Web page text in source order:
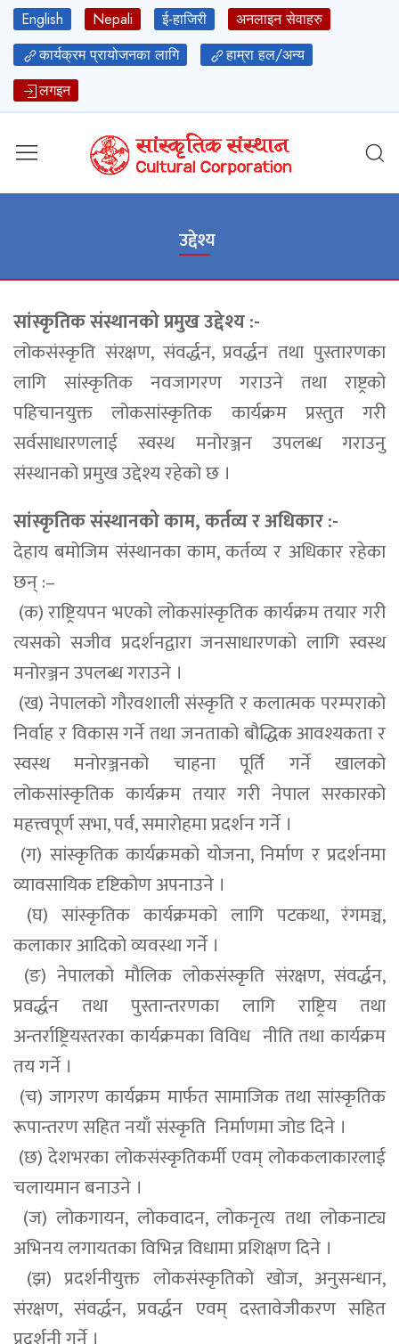
English Nepali ई-हाजिरी
अनलाइन सेवाहरु
कार्यक्रम प्रायोजनका लागि
हाम्रा हल/अन्य
लगइन
उद्देश्य
सांस्कृतिक संस्थानको प्रमुख उद्देश्य :-
लोकसंस्कृति संरक्षण, संवर्द्धन, प्रवर्द्धन तथा पुस्तारणका
लागि सांस्कृतिक नवजागरण गराउने तथा राष्ट्रको
पहिचानयुक्त लोकसांस्कृतिक कार्यक्रम प्रस्तुत गरी
सर्वसाधारणलाई स्वस्थ मनोरञ्जन उपलब्ध गराउनु
संस्थानको प्रमुख उद्देश्य रहेको छ ।
सांस्कृतिक संस्थानको काम, कर्तव्य र अधिकार :-
देहाय बमोजिम संंस्थानका काम, कर्तव्य र अधिकार रहेका
छन् :–
(क) राष्ट्रियपन भएको लोकसांस्कृतिक कार्यक्रम तयार गरी
त्यसको सजीव प्रदर्शनद्वारा जनसाधारणको लागि स्वस्थ
मनोरञ्जन उपलब्ध गराउने ।
(ख) नेपालको गौरवशाली संस्कृति र कलात्मक परम्पराको
निर्वाह र विकास गर्ने तथा जनताको बौद्धिक आवश्यकता र
स्वस्थ मनोरञ्जनको चाहना पूर्ति गर्ने खालको
लोकसांस्कृतिक कार्यक्रम तयार गरी नेपाल सरकारको
महत्त्वपूर्ण सभा, पर्व, समारोहमा प्रदर्शन गर्ने ।
(ग) सांस्कृतिक कार्यक्रमको योजना, निर्माण र प्रदर्शनमा
व्यावसायिक दृष्टिकोण अपनाउने ।
(घ) सांस्कृतिक कार्यक्रमको लागि पटकथा, रंगमञ्च,
कलाकार आदिको व्यवस्था गर्ने ।
(ङ) नेपालको मौलिक लोकसंस्कृति संरक्षण, संवर्द्धन,
प्रवर्द्धन तथा पुस्तान्तरणका लागि राष्ट्रिय तथा
अन्तर्राष्ट्रियस्तरका कार्यक्रमका विविध नीति तथा कार्यक्रम
तय गर्ने ।
(च) जागरण कार्यक्रम मार्फत सामाजिक तथा सांस्कृतिक
रूपान्तरण सहित नयाँ संस्कृति निर्माणमा जोड दिने ।
(छ) देशभरका लोकसंस्कृतिकर्मी एवम् लोककलाकारलाई
चलायमान बनाउने ।
(ज) लोकगायन, लोकवादन, लोकनृत्य तथा लोकनाट्य
अभिनय लगायतका विभिन्न विधामा प्रशिक्षण दिने ।
(झ) प्रदर्शनीयुक्त लोकसंस्कृतिको खोज, अनुसन्धान,
संरक्षण, संवर्द्धन, प्रवर्द्धन एवम् दस्तावेजीकरण सहित